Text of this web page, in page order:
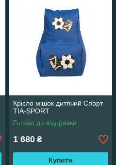
Крісло мішок дитячий Спорт
TIA-SPORT
Готово до відправки
1 680 ₴
Купити